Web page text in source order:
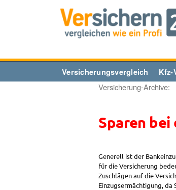
Versicherungsvergleich Kfz-
Versicherung-Archive:
Sparen
Generell ist der
für die Versicherung
Zuschlägen auf die
Einzugsermächtigung, da